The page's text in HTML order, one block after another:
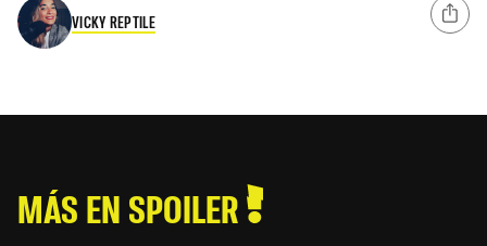
VICKY REPTILE
MÁS EN SPOILER